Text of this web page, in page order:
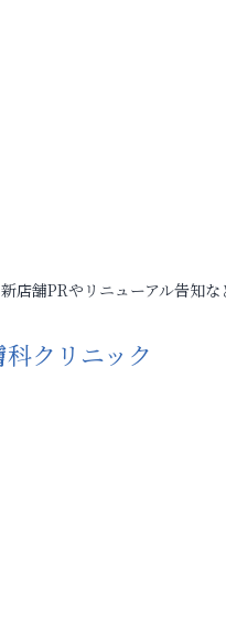
店舗PRやリニューアル告知
クリニック